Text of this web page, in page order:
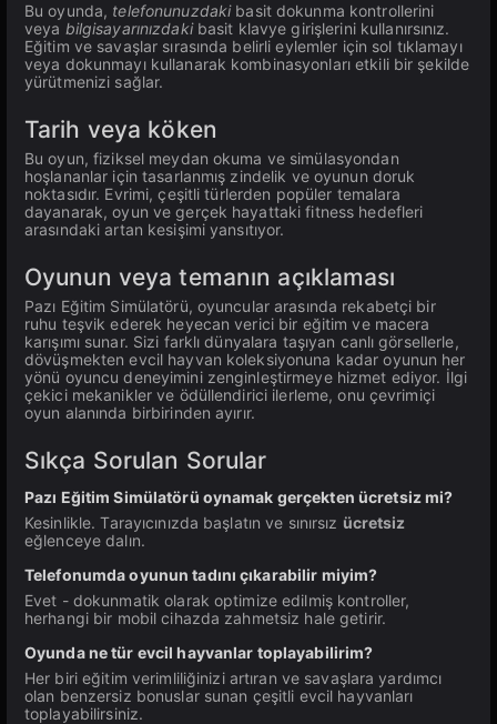
Bu oyunda, telefonunuzdakibasit dokunma kontrollerini
veya bilgisayarınızdakibasit klavye girişlerini kullanırsınız.
Eğitim ve savaşlar sırasında belirli eylemler için sol tıklamayı
veya dokunmayı kullanarak kombinasyonları etkili bir şekilde
yürütmenizi sağlar.
Tarih veya köken
Bu oyun, fiziksel meydan okuma ve simülasyondan
hoşlananlar için tasarlanmış zindelik ve oyunun doruk
noktasıdır. Evrimi, çeşitli türlerden popüler temalara
dayanarak, oyun ve gerçek hayattaki fitness hedefleri
arasındaki artan kesişimi yansıtıyor.
Oyunun veya temanın açıklaması
Pazı Eğitim Simülatörü, oyuncular arasında rekabetçi bir
ruhu teşvik ederek heyecan verici bir eğitim ve macera
karışımı sunar. Sizi farklı dünyalara taşıyan canlı görsellerle,
dövüşmekten evcil hayvan koleksiyonuna kadar oyunun her
yönü oyuncu deneyimini zenginleştirmeye hizmet ediyor. İlgi
çekici mekanikler ve ödüllendirici ilerleme, onu çevrimiçi
oyun alanında birbirinden ayırır.
Sıkça Sorulan Sorular
Pazı Eğitim Simülatörü oynamak gerçekten ücretsiz mi?
Kesinlikle. Tarayıcınızda başlatın ve sınırsız ücretsiz
eğlenceye dalın.
Telefonumda oyunun tadını çıkarabilir miyim?
Evet - dokunmatik olarak optimize edilmiş kontroller,
herhangi bir mobil cihazda zahmetsiz hale getirir.
Oyunda ne tür evcil hayvanlar toplayabilirim?
Her biri eğitim verimliliğinizi artıran ve savaşlara yardımcı
olan benzersiz bonuslar sunan çeşitli evcil hayvanları
toplayabilirsiniz.